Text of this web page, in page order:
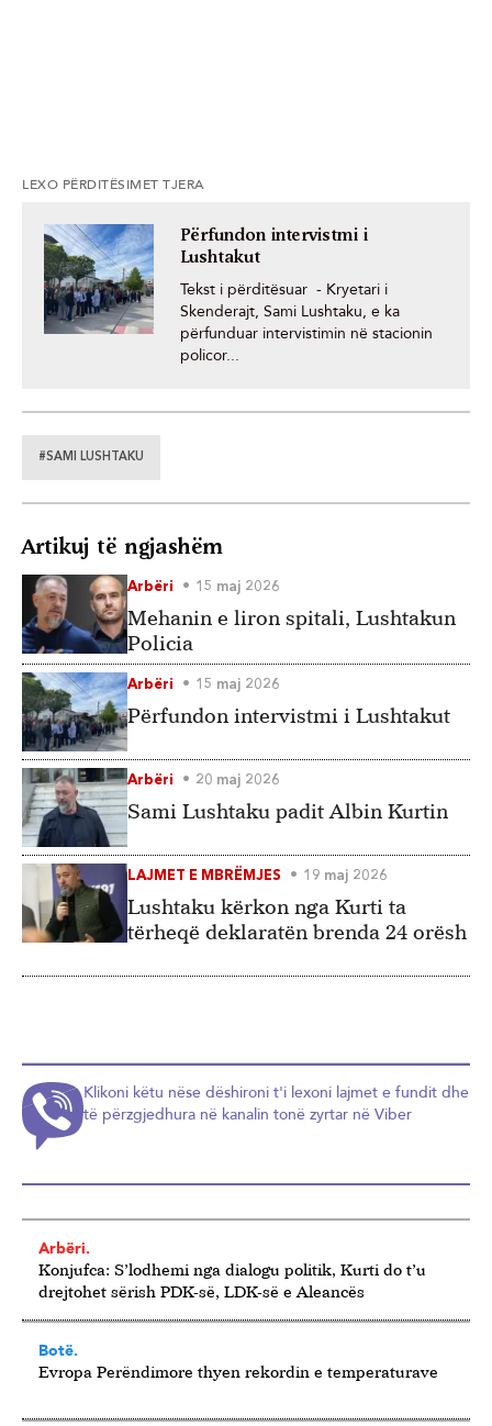
LEXO PËRDITËSIMET TJERA
Përfundon intervistmi i
Lushtakut
Tekst i përditësuar - Kryetari i
Skenderajt, Sami Lushtaku, e ka
përfunduar intervistimin në stacionin
policor...
#SAMI LUSHTAKU
Artikuj të ngjashëm
Arbëri 15 maj 2026
Mehanin e liron spitali, Lushtakun
Policia
Arbëri 15 maj 2026
Përfundon intervistmi i Lushtakut
Arbëri 20 maj 2026
Sami Lushtaku padit Albin Kurtin
LAJMET E MBRËMJES 19 maj 2026
Lushtaku kërkon nga Kurti ta
tërheqë deklaratën brenda 24 orësh
Klikoni këtu nëse dëshironi t'i lexoni lajmet e fundit dhe
të përzgjedhura në kanalin tonë zyrtar në Viber
Arbëri.
Konjufca: S’lodhemi nga dialogu politik, Kurti do t’u
drejtohet sërish PDK-së, LDK-së e Aleancës
Botë.
Evropa Perëndimore thyen rekordin e temperaturave